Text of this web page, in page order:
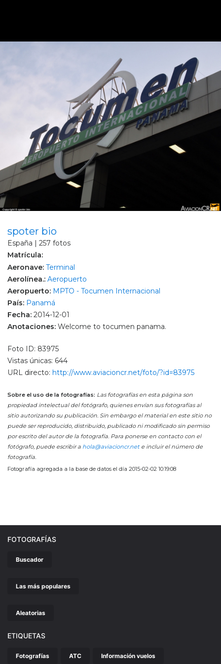
spoter bio
España | 257 fotos
Matrícula:
Aeronave: Terminal
Aerolínea.: Aeropuerto
Aeropuerto: MPTO - Tocumen Internacional
País: Panamá
Fecha: 2014-12-01
Anotaciones: Welcome to tocumen panama.
Foto ID: 83975
Vistas únicas: 644
URL directo: http://www.aviacioncr.net/foto/?id=83975
Sobre el uso de la fotografías: Las fotografías en esta página son
propiedad intelectual del fotógrafo, quienes envían sus fotografías al
sitio autorizando su publicación. Sin embargo el material en este sitio no
puede ser reproducido, distribuido, publicado ni modificado sin permiso
por escrito del autor de la fotografía. Para ponerse en contacto con el
fotógrafo, puede escribir a hola@aviacioncr.nete incluir el número de
fotografía.
Fotografía agregada a la base de datos el día 2015-02-02 10:19:08
FOTOGRAFÍAS
Buscador
Las más populares
Aleatorias
ETIQUETAS
Fotografías ATC Información vuelos